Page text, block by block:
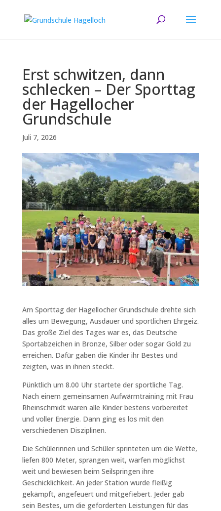
Erst schwitzen, dann
schlecken – Der Sporttag
der Hagellocher
Grundschule
Juli 7, 2026
Am Sporttag der Hagellocher Grundschule drehte sich
alles um Bewegung, Ausdauer und sportlichen Ehrgeiz.
Das große Ziel des Tages war es, das Deutsche
Sportabzeichen in Bronze, Silber oder sogar Gold zu
erreichen. Dafür gaben die Kinder ihr Bestes und
zeigten, was in ihnen steckt.
Pünktlich um 8.00 Uhr startete der sportliche Tag.
Nach einem gemeinsamen Aufwärmtraining mit Frau
Rheinschmidt waren alle Kinder bestens vorbereitet
und voller Energie. Dann ging es los mit den
verschiedenen Disziplinen.
Die Schülerinnen und Schüler sprinteten um die Wette,
liefen 800 Meter, sprangen weit, warfen möglichst
weit und bewiesen beim Seilspringen ihre
Geschicklichkeit. An jeder Station wurde fleißig
gekämpft, angefeuert und mitgefiebert. Jeder gab
sein Bestes, um die geforderten Leistungen für das